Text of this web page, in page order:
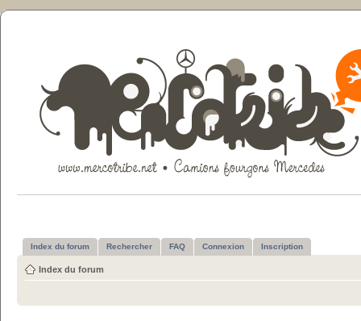
Index du forum Rechercher FAQ Connexion Inscription
Index du forum